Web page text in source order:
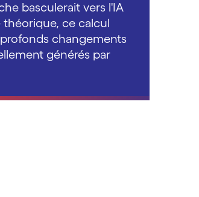
basculerait vers l'IA
ce calcul
changements
générés par